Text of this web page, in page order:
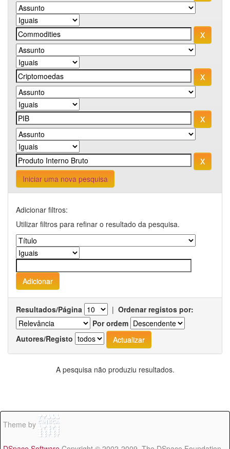
Iniciar uma nova pesquisa
Adicionar filtros:
Utilizar filtros para refinar o resultado da pesquisa.
Resultados/Página | Ordenar registos por:
Por ordem
Autores/Registo
A pesquisa não produziu resultados.
Theme by